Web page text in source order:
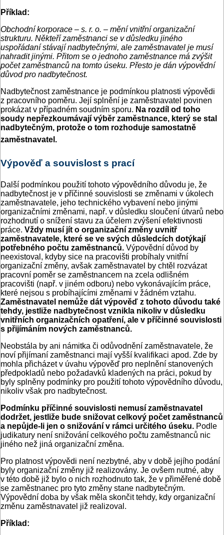
Příklad:
Obchodní korporace – s. r. o. – mění vnitřní organizační
strukturu. Někteří zaměstnanci se v důsledku jiného
uspořádaní stávají nadbytečnými, ale zaměstnavatel je musí
nahradit jinými. Přitom se o jednoho zaměstnance má zvýšit
počet zaměstnanců na tomto úseku. Přesto je dán výpovědní
důvod pro nadbytečnost.
Nadbytečnost zaměstnance je podmínkou platnosti výpovědi
z pracovního poměru. Její splnění je zaměstnavatel povinen
prokázat v případném soudním sporu. Na rozdíl od toho
soudy nepřezkoumávají výběr zaměstnance, který se stal
nadbytečným, protože o tom rozhoduje samostatně
zaměstnavatel.
Výpověď a souvislost s prací
Další podmínkou použití tohoto výpovědního důvodu je, že
nadbytečnost je v příčinné souvislosti se změnami v úkolech
zaměstnavatele, jeho technického vybavení nebo jinými
organizačními změnami, např. v důsledku sloučení útvarů nebo
rozhodnutí o snížení stavu za účelem zvýšení efektivnosti
práce. Vždy musí jít o organizační změny uvnitř
zaměstnavatele, které se ve svých důsledcích dotýkají
potřebného počtu zaměstnanců. Výpovědní důvod by
neexistoval, kdyby sice na pracovišti probíhaly vnitřní
organizační změny, avšak zaměstnavatel by chtěl rozvázat
pracovní poměr se zaměstnancem na zcela odlišném
pracovišti (např. v jiném odboru) nebo vykonávajícím práce,
které nejsou s probíhajícími změnami v žádném vztahu.
Zaměstnavatel nemůže dát výpověď z tohoto důvodu také
tehdy, jestliže nadbytečnost vznikla nikoliv v důsledku
vnitřních organizačních opatření, ale v příčinné souvislosti
s přijímáním nových zaměstnanců.
Neobstála by ani námitka či odůvodnění zaměstnavatele, že
noví přijímaní zaměstnanci mají vyšší kvalifikaci apod. Zde by
mohla přicházet v úvahu výpověď pro neplnění stanovených
předpokladů nebo požadavků kladených na práci, pokud by
byly splněny podmínky pro použití tohoto výpovědního důvodu,
nikoliv však pro nadbytečnost.
Podmínku příčinné souvislosti nemusí zaměstnavatel
dodržet, jestliže bude snižovat celkový počet zaměstnanců
a nepůjde-li jen o snižování v rámci určitého úseku. Podle
judikatury není snižování celkového počtu zaměstnanců nic
jiného než jiná organizační změna.
Pro platnost výpovědi není nezbytné, aby v době jejího podání
byly organizační změny již realizovány. Je ovšem nutné, aby
v této době již bylo o nich rozhodnuto tak, že v přiměřené době
se zaměstnanec pro tyto změny stane nadbytečným.
Výpovědní doba by však měla skončit tehdy, kdy organizační
změnu zaměstnavatel již realizoval.
Příklad: